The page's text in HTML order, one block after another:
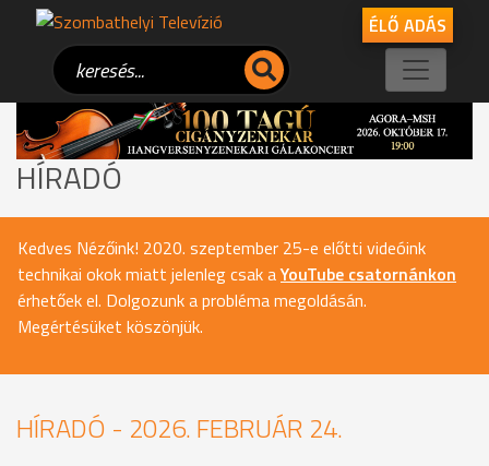
ÉLŐ ADÁS
HÍRADÓ
Kedves Nézőink! 2020. szeptember 25-e előtti videóink
technikai okok miatt jelenleg csak aYouTube csatornánkon
érhetőek el. Dolgozunk a probléma megoldásán.
Megértésüket köszönjük.
HÍRADÓ - 2026. FEBRUÁR 24.